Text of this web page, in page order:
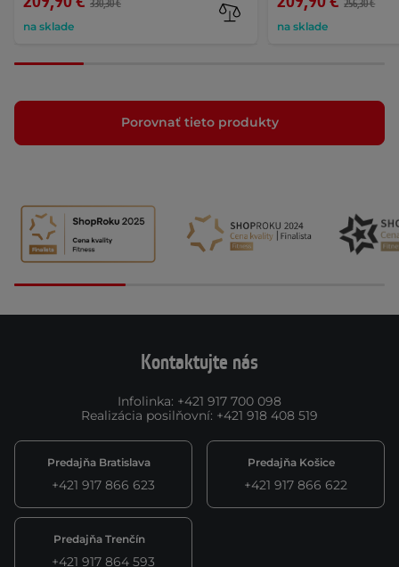
330,30 €
na sklade
256,30 €
na sklade
Porovnať tieto produkty
Kontaktujte nás
Infolinka: +421 917 700 098
Realizácia posilňovní: +421 918 408 519
Predajňa Bratislava
+421 917 866 623
Predajňa Košice
+421 917 866 622
Predajňa Trenčín
+421 917 864 593